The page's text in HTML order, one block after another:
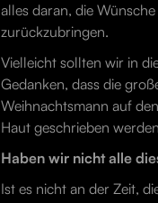
alles daran, die
zurückzubringen.
Vielleicht sollten wir in
Gedanken, dass die
Weihnachtsmann auf
Haut geschrieben
Haben wir nicht alle
Ist es nicht an der Zeit,